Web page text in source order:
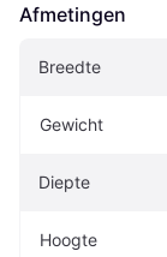
Afmetingen
Breedte
Gewicht
Diepte
Hoogte